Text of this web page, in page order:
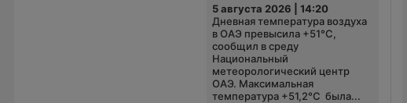
5 августа 2026 | 14:20
Дневная температура воздуха
в ОАЭ превысила +51°C,
сообщил в среду
Национальный
метеорологический центр
ОАЭ. Максимальная
температура +51,2°C была...